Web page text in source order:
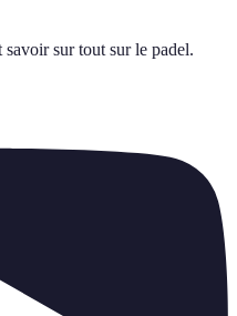
savoir sur tout sur le padel.